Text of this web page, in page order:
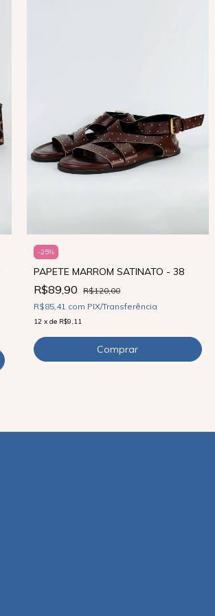
-25%
PAPETE MARROM SATINATO - 38
R$89,90
R$120,00
R$85,41 com PIX/Transferência
12 xde R$9,11